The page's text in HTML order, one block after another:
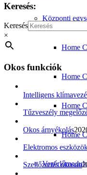
Központi
Home
Home
Home
Home
Keresés:
Keresés
×
Okos funkciók
Intelligens
Tűzveszély
Okos árnyékolás
Elektromos
Szellőztetés okosan